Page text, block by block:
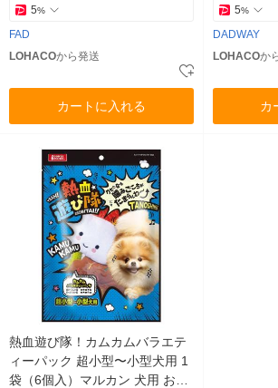
5%
FAD
LOHACOから発送
カートに入れる
5%
DADWAY
LOHACOか
カ
熱血遊び隊！カムカムバラエテ
ィーパック 超小型〜小型犬用 1
袋（6個入）マルカン 犬用 おも